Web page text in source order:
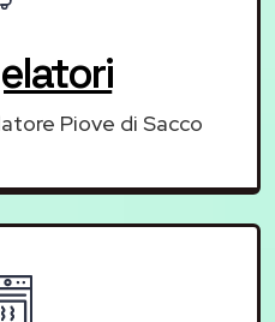
Piove di Sacco